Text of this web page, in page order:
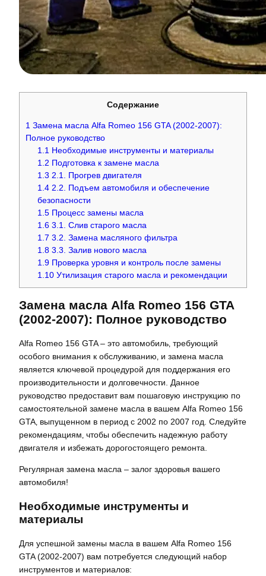
Содержание
1 Замена масла Alfa Romeo 156 GTA (2002-2007):
Полное руководство
1.1 Необходимые инструменты и материалы
1.2 Подготовка к замене масла
1.3 2.1. Прогрев двигателя
1.4 2.2. Подъем автомобиля и обеспечение
безопасности
1.5 Процесс замены масла
1.6 3.1. Слив старого масла
1.7 3.2. Замена масляного фильтра
1.8 3.3. Залив нового масла
1.9 Проверка уровня и контроль после замены
1.10 Утилизация старого масла и рекомендации
Замена масла Alfa Romeo 156 GTA
(2002-2007): Полное руководство
Alfa Romeo 156 GTA – это автомобиль‚ требующий
особого внимания к обслуживанию‚ и замена масла
является ключевой процедурой для поддержания его
производительности и долговечности. Данное
руководство предоставит вам пошаговую инструкцию по
самостоятельной замене масла в вашем Alfa Romeo 156
GTA‚ выпущенном в период с 2002 по 2007 год. Следуйте
рекомендациям‚ чтобы обеспечить надежную работу
двигателя и избежать дорогостоящего ремонта.
Регулярная замена масла – залог здоровья вашего
автомобиля!
Необходимые инструменты и
материалы
Для успешной замены масла в вашем Alfa Romeo 156
GTA (2002-2007) вам потребуется следующий набор
инструментов и материалов: